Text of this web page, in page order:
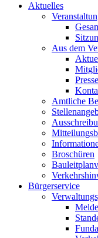
Aktuelles
Aus dem
Amtliche
Broschüren
Bürgerservice